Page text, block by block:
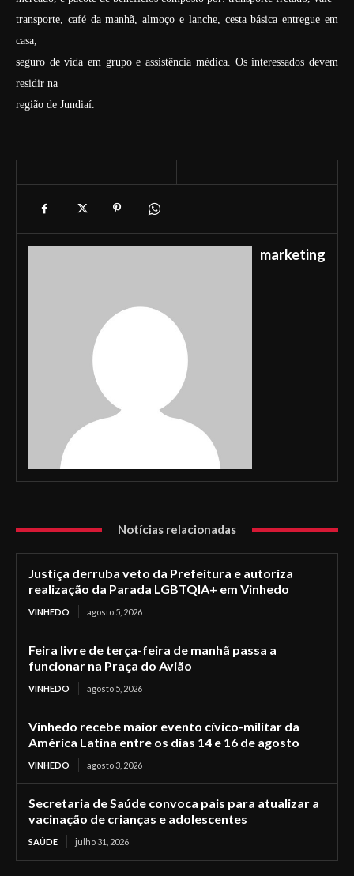
transporte, café da manhã, almoço e lanche, cesta básica entregue em
casa,
seguro de vida em grupo e assistência médica. Os interessados devem
residir na
região de Jundiaí.
marketing
Notícias relacionadas
Justiça derruba veto da Prefeitura e autoriza
realização da Parada LGBTQIA+ em Vinhedo
VINHEDO agosto 5, 2026
Feira livre de terça-feira de manhã passa a
funcionar na Praça do Avião
VINHEDO agosto 5, 2026
Vinhedo recebe maior evento cívico-militar da
América Latina entre os dias 14 e 16 de agosto
VINHEDO agosto 3, 2026
Secretaria de Saúde convoca pais para atualizar a
vacinação de crianças e adolescentes
SAÚDE julho 31, 2026